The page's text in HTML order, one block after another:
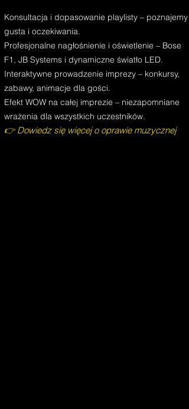
Konsultacja i dopasowanie playlisty – poznajemy
gusta i oczekiwania.
Profesjonalne nagłośnienie i oświetlenie – Bose
F1, JB Systems i dynamiczne światło LED.
Interaktywne prowadzenie imprezy – konkursy,
zabawy, animacje dla gości.
Efekt WOW na całej imprezie – niezapomniane
wrażenia dla wszystkich uczestników.
👉 Dowiedz się więcej o oprawie muzycznej